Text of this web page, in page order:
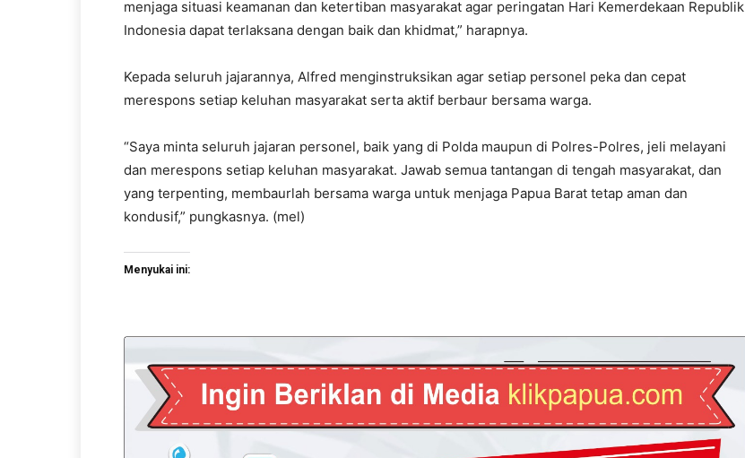
menjaga situasi keamanan dan ketertiban masyarakat agar peringatan Hari Kemerdekaan Republik
Indonesia dapat terlaksana dengan baik dan khidmat,” harapnya.
Kepada seluruh jajarannya, Alfred menginstruksikan agar setiap personel peka dan cepat
merespons setiap keluhan masyarakat serta aktif berbaur bersama warga.
“Saya minta seluruh jajaran personel, baik yang di Polda maupun di Polres-Polres, jeli melayani
dan merespons setiap keluhan masyarakat. Jawab semua tantangan di tengah masyarakat, dan
yang terpenting, membaurlah bersama warga untuk menjaga Papua Barat tetap aman dan
kondusif,” pungkasnya. (mel)
Menyukai ini: